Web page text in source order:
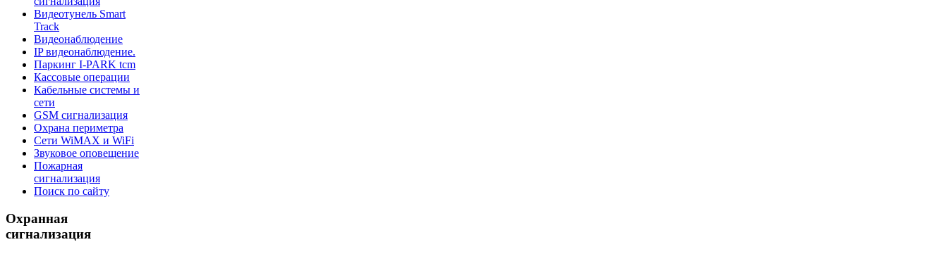
Видеотунель Smart
Track
Видеонаблюдение
IP видеонаблюдение.
Паркинг I-PARK tcm
Кассовые операции
Кабельные системы и
сети
GSM сигнализация
Охрана периметра
Сети WiMAX и WiFi
Звуковое оповещение
Пожарная
сигнализация
Поиск по сайту
Охранная
сигнализация